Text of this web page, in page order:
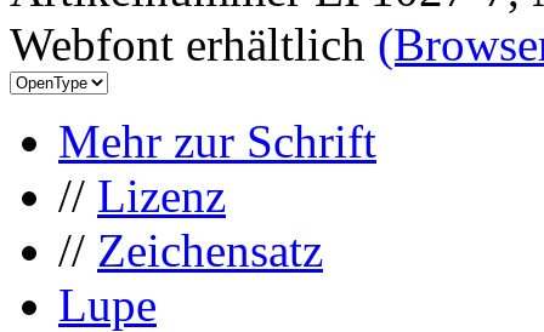
Webfont erhältlich
Mehr zur Schrift
// Lizenz
// Zeichensatz
Lupe